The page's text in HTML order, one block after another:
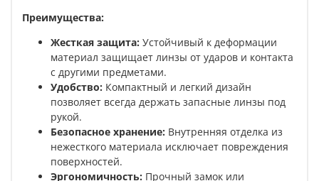
Преимущества:
Жесткая защита: Устойчивый к деформации
материал защищает линзы от ударов и контакта
с другими предметами.
Удобство: Компактный и легкий дизайн
позволяет всегда держать запасные линзы под
рукой.
Безопасное хранение: Внутренняя отделка из
нежесткого материала исключает повреждения
поверхностей.
Эргономичность: Прочный замок или